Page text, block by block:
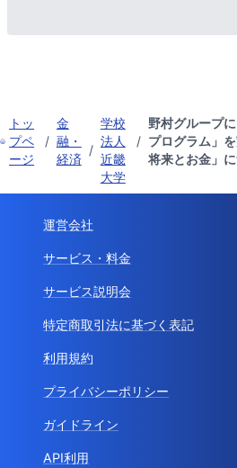
トッ
プペ
ージ
/
金
融・
経済
/
学校
法人
近畿
大学
/
野村グループ
プログラム」
将来とお金」
運営会社
サービス・料金
サービス説明会
特定商取引法に基づく表記
利用規約
プライバシーポリシー
ガイドライン
API利用